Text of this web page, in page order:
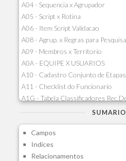
A04 - Sequencia x Agrupador
A05 - Script x Rotina
A06 - Item Script Validacao
A08 - Agrup. x Regras para
A09 - Membros x Territorio
A0A - EQUIPE X USUARIOS
A10 - Cadastro Conjunto de Etapas
A11 - Checklist do Funcionario
A1G - Tabela Classificadores
A1H - Itens Tabela Classif.Rec.Desp.
A1J - Itens Aglutinadores Visao
A1N - Tipos de Card
A1O - Cards Dashboard
SUMARIO
Campos
Indices
Relacionamentos